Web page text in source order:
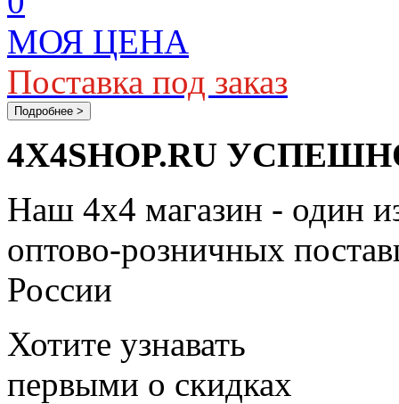
МОЯ ЦЕНА
Поставка под заказ
Подробнее >
4X4SHOP.RU
Наш 4x4 магазин - один
оптово-розничных
России
Хотите узнавать
первыми о скидках